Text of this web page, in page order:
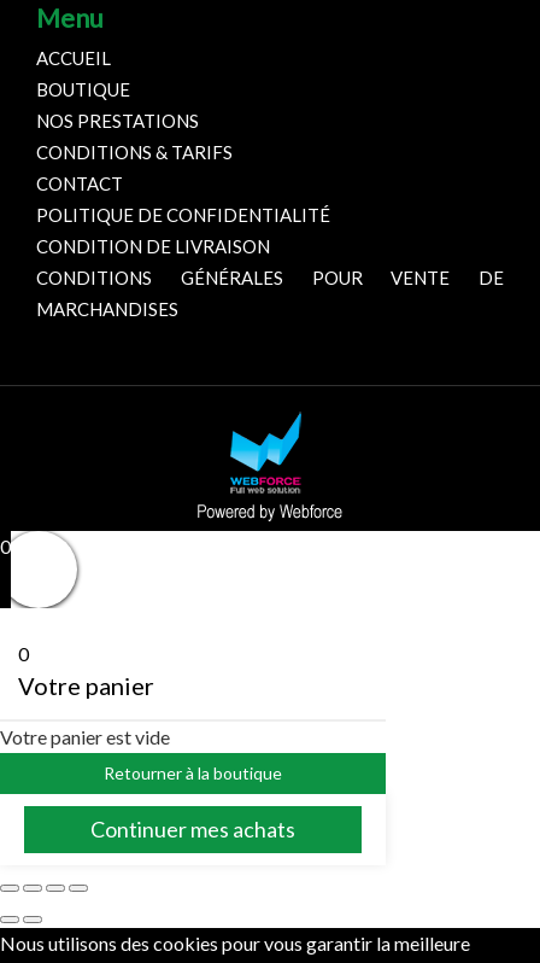
Menu
ACCUEIL
BOUTIQUE
NOS PRESTATIONS
CONDITIONS & TARIFS
CONTACT
POLITIQUE DE CONFIDENTIALITÉ
CONDITION DE LIVRAISON
CONDITIONS GÉNÉRALES POUR VENTE DE
MARCHANDISES
0
0
Votre panier
Votre panier est vide
Retourner à la boutique
Continuer mes achats
Nous utilisons des cookies pour vous garantir la meilleure